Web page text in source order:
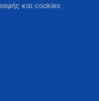
και cookies